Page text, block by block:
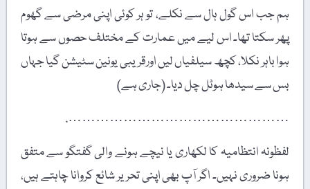
ہم جب اس گول ہال سے نکلے، تو ہر کوئی اپنی مرضی سے گھوم
پھر سکتا تھا۔ اس لیے میں عمارت کے مختلف حصوں سے ہوتا
ہوا باہر نکلا، کچھ سیلفیاں لیں اورقریبی یونین سٹیشن گیا جہاں
بس سے سیدھا ہوٹل چل دیا۔ (جاری ہے)
………………………………………….
لفظونہ انتظامیہ کا لکھاری یا نیچے ہونے والی گفتگو سے متفق
ہونا ضروری نہیں۔ اگر آپ بھی اپنی تحریر شائع کروانا چاہتے ہیں،